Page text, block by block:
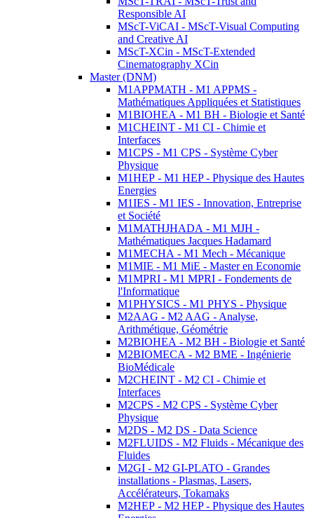
Responsible AI
MScT-ViCAI - MScT-Visual Computing
and Creative AI
MScT-XCin - MScT-Extended
Cinematography XCin
Master (DNM)
M1APPMATH - M1 APPMS -
Mathématiques Appliquées et Statistiques
M1BIOHEA - M1 BH - Biologie et Santé
M1CHEINT - M1 CI - Chimie et
Interfaces
M1CPS - M1 CPS - Système Cyber
Physique
M1HEP - M1 HEP - Physique des Hautes
Energies
M1IES - M1 IES - Innovation, Entreprise
et Société
M1MATHJHADA - M1 MJH -
Mathématiques Jacques Hadamard
M1MECHA - M1 Mech - Mécanique
M1MIE - M1 MiE - Master en Economie
M1MPRI - M1 MPRI - Fondements de
l'Informatique
M1PHYSICS - M1 PHYS - Physique
M2AAG - M2 AAG - Analyse,
Arithmétique, Géométrie
M2BIOHEA - M2 BH - Biologie et Santé
M2BIOMECA - M2 BME - Ingénierie
BioMédicale
M2CHEINT - M2 CI - Chimie et
Interfaces
M2CPS - M2 CPS - Système Cyber
Physique
M2DS - M2 DS - Data Science
M2FLUIDS - M2 Fluids - Mécanique des
Fluides
M2GI - M2 GI-PLATO - Grandes
installations - Plasmas, Lasers,
Accélérateurs, Tokamaks
M2HEP - M2 HEP - Physique des Hautes